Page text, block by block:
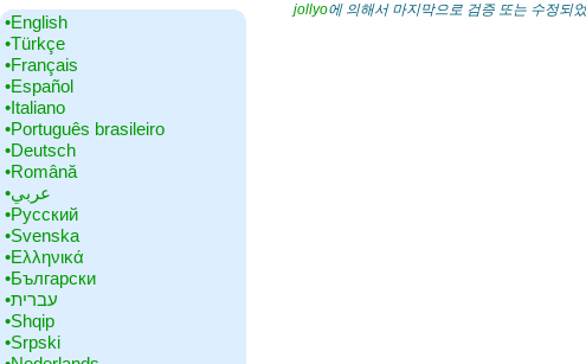
•‎English
•‎Türkçe
•‎Français
•‎Español
•‎Italiano
•‎Português brasileiro
•‎Deutsch
•‎Română
•‎عربي
•‎Русский
•‎Svenska
•‎Ελληνικά
•‎Български
•‎עברית
•‎Shqip
•‎Srpski
jollyo에 의해서 마지막으로 검증 또는 수정되